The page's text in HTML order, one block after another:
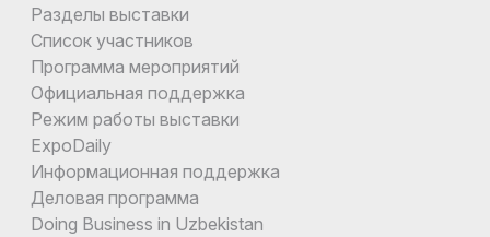
Разделы выставки
Список участников
Программа мероприятий
Официальная поддержка
Режим работы выставки
ExpoDaily
Информационная поддержка
Деловая программа
Doing Business in Uzbekistan